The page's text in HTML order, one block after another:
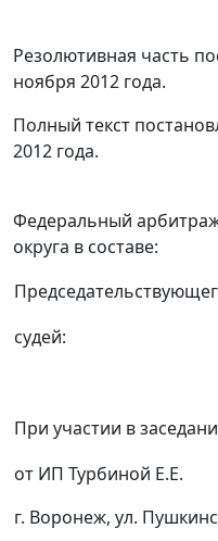
Резолютивная часть
ноября 2012 года.
Полный текст
2012 года.
Федеральный
округа в составе:
судей:
При участии в
от ИП Турбиной Е.Е.
г. Воронеж, ул.